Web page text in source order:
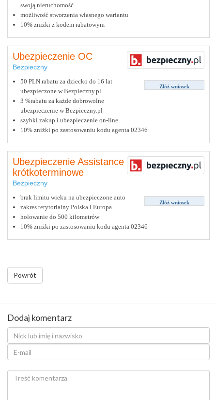
swoją nieruchomość
możliwość stworzenia własnego wariantu
10% zniżki z kodem rabatowym
Ubezpieczenie OC
Bezpieczny
Złóż wniosek
50 PLN rabatu za dziecko do 16 lat
ubezpieczone w Bezpieczny.pl
3 %rabatu za każde dobrowolne
ubezpieczenie w Bezpieczny.pl
szybki zakup i ubezpieczenie on-line
10% zniżki po zastosowaniu kodu agenta 02346
Ubezpieczenie Assistance
krótkoterminowe
Bezpieczny
Złóż wniosek
brak limitu wieku na ubezpieczone auto
zakres terytorialny Polska i Europa
holowanie do 500 kilometrów
10% zniżki po zastosowaniu kodu agenta 02346
Powrót
Dodaj komentarz